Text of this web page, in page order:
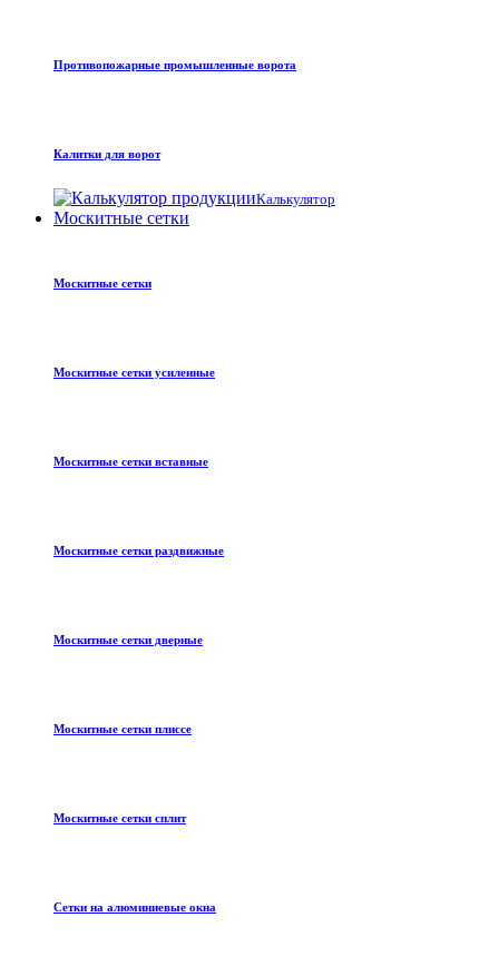
Противопожарные промышленные ворота
Калитки для ворот
Калькулятор
Москитные сетки
Москитные сетки
Москитные сетки усиленные
Москитные сетки вставные
Москитные сетки раздвижные
Москитные сетки дверные
Москитные сетки плиссе
Москитные сетки сплит
Сетки на алюминиевые окна